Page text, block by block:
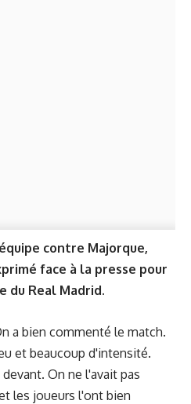
contre Majorque,
face à la presse pour
du Real Madrid.
a bien commenté le match.
et beaucoup d'intensité.
On ne l'avait pas
les joueurs l'ont bien